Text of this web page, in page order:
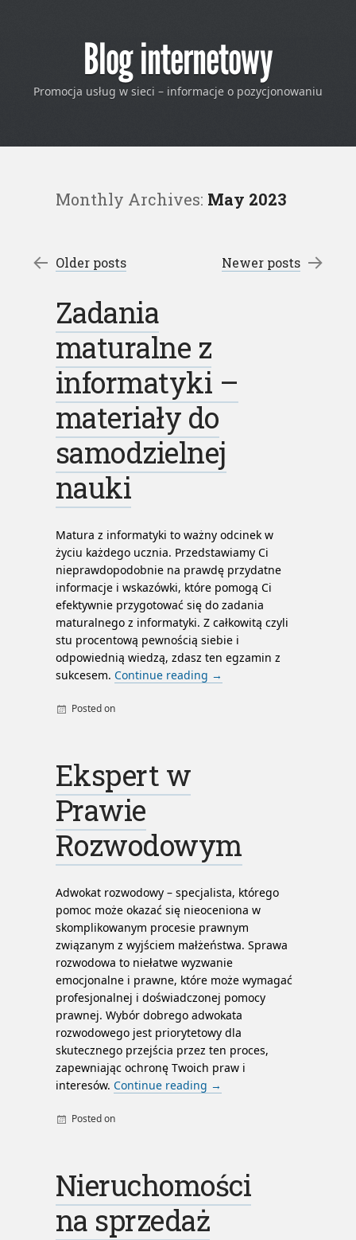
Blog internetowy
Promocja usług w sieci – informacje o pozycjonowaniu
Monthly Archives: May 2023
Post navigation
←
Older posts Newer posts →
Zadania
maturalne z
informatyki –
materiały do
samodzielnej
nauki
Matura z informatyki to ważny odcinek w
życiu każdego ucznia. Przedstawiamy Ci
nieprawdopodobnie na prawdę przydatne
informacje i wskazówki, które pomogą Ci
efektywnie przygotować się do zadania
maturalnego z informatyki. Z całkowitą czyli
stu procentową pewnością siebie i
odpowiednią wiedzą, zdasz ten egzamin z
sukcesem. Continue reading →
Posted on
Ekspert w
Prawie
Rozwodowym
Adwokat rozwodowy – specjalista, którego
pomoc może okazać się nieoceniona w
skomplikowanym procesie prawnym
związanym z wyjściem małżeństwa. Sprawa
rozwodowa to niełatwe wyzwanie
emocjonalne i prawne, które może wymagać
profesjonalnej i doświadczonej pomocy
prawnej. Wybór dobrego adwokata
rozwodowego jest priorytetowy dla
skutecznego przejścia przez ten proces,
zapewniając ochronę Twoich praw i
interesów. Continue reading →
Posted on
Nieruchomości
na sprzedaż